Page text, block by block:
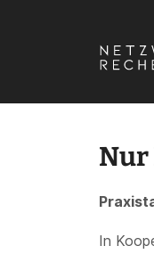
Startseite
Nur
In